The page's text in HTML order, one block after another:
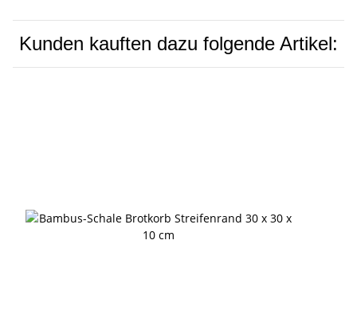
Kunden kauften dazu folgende Artikel: